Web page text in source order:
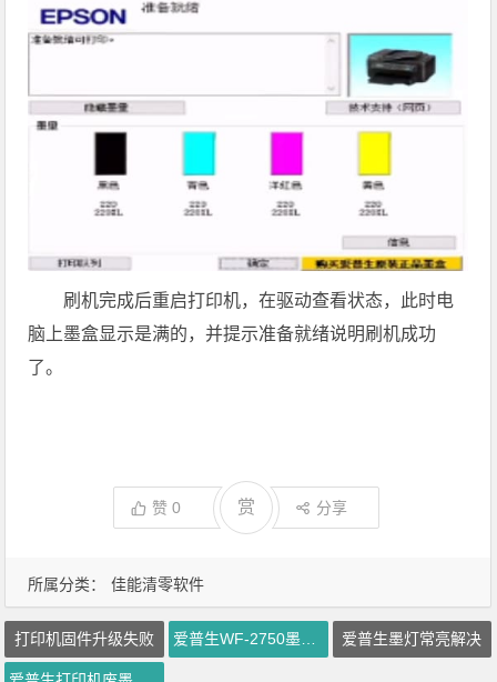
所属分类： 佳能清零软件
刷机完成后重启打印机，在驱动查看状态，此时电
脑上墨盒显示是满的，并提示准备就绪说明刷机成功
了。
赞0 赏 分享
打印机固件升级失败 爱普生WF-2750墨水识别错误 爱普生墨灯常亮解决